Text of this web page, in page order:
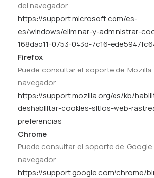
del navegador.
https://support.microsoft.com/es-
es/windows/eliminar-y-administrar-
168dab11-0753-043d-7c16-
Firefox:
Puede consultar el soporte de Mozilla
navegador.
https://support.mozilla.org/es/kb/
deshabilitar-cookies-sitios-web-
preferencias
Chrome:
Puede consultar el soporte de Google
navegador.
https://support.google.com/chrome/